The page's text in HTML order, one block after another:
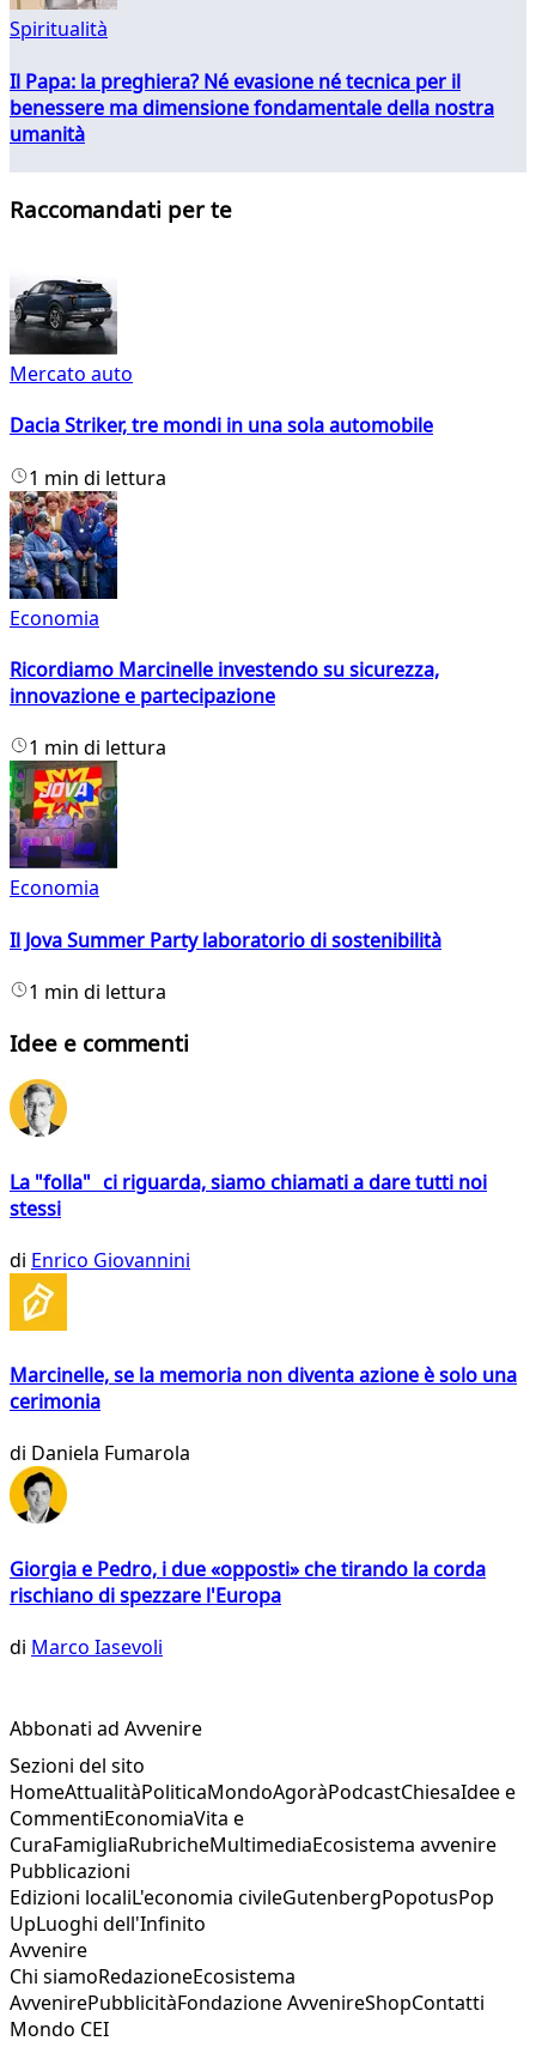
Spiritualità
Il Papa: la preghiera? Né evasione né tecnica per il
benessere ma dimensione fondamentale della nostra
umanità
Raccomandati per te
Mercato auto
Dacia Striker, tre mondi in una sola automobile
1 min di lettura
Economia
Ricordiamo Marcinelle investendo su sicurezza,
innovazione e partecipazione
1 min di lettura
Economia
Il Jova Summer Party laboratorio di sostenibilità
1 min di lettura
Idee e commenti
La "folla" ci riguarda, siamo chiamati a dare tutti noi
stessi
di Enrico Giovannini
Marcinelle, se la memoria non diventa azione è solo una
cerimonia
di Daniela Fumarola
Giorgia e Pedro, i due «opposti» che tirando la corda
rischiano di spezzare l'Europa
di Marco Iasevoli
Abbonati ad Avvenire
Sezioni del sito
HomeAttualitàPoliticaMondoAgoràPodcastChiesaIdee e
CommentiEconomiaVita e
CuraFamigliaRubricheMultimediaEcosistema avvenire
Pubblicazioni
Edizioni localiL'economia civileGutenbergPopotusPop
UpLuoghi dell'Infinito
Avvenire
Chi siamoRedazioneEcosistema
AvvenirePubblicitàFondazione AvvenireShopContatti
Mondo CEI